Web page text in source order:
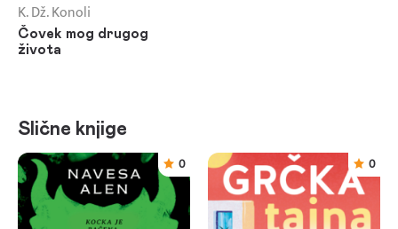
K. Dž. Konoli
Čovek mog drugog
života
Slične knjige
0
0